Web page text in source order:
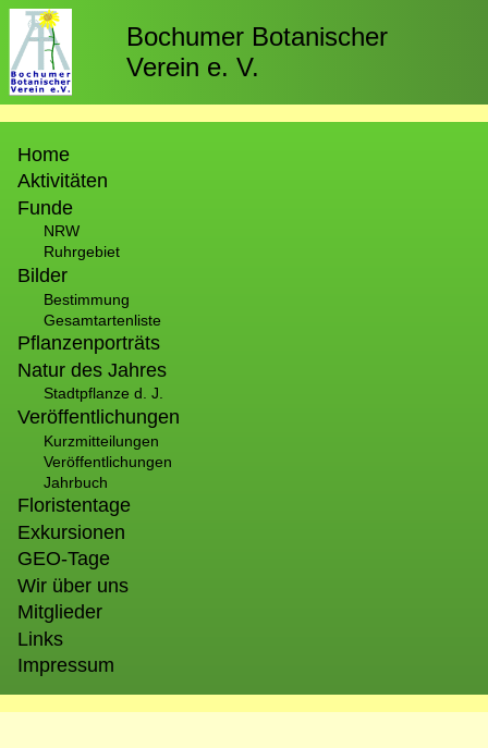
Direkt
zum
Inhalt
Bochumer Botanischer
Verein e. V.
Home
Aktivitäten
Funde
NRW
Ruhrgebiet
Bilder
Bestimmung
Gesamtartenliste
Pflanzenporträts
Natur des Jahres
Stadtpflanze d. J.
Veröffentlichungen
Kurzmitteilungen
Veröffentlichungen
Jahrbuch
Floristentage
Exkursionen
GEO-Tage
Wir über uns
Mitglieder
Links
Impressum